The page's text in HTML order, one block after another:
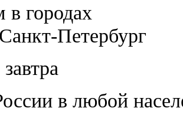
в городах
Петербург
в любой